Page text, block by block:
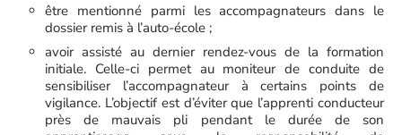
être mentionné parmi les accompagnateurs dans le
dossier remis à l’auto-école ;
avoir assisté au dernier rendez-vous de la formation
initiale. Celle-ci permet au moniteur de conduite de
sensibiliser l’accompagnateur à certains points de
vigilance. L’objectif est d’éviter que l’apprenti conducteur
près de mauvais pli pendant le durée de son